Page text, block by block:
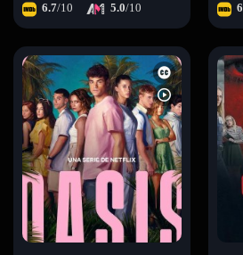
6.7/10 5.0/10